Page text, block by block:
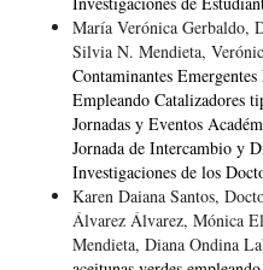
María Verónica Gerbaldo,
Silvia N. Mendieta,
Contaminantes
Empleando Catalizadores
Jornadas y Eventos
Jornada de Intercambio y
Investigaciones de los
Karen Daiana Santos,
Álvarez Álvarez, Mónica
Mendieta, Diana Ondina